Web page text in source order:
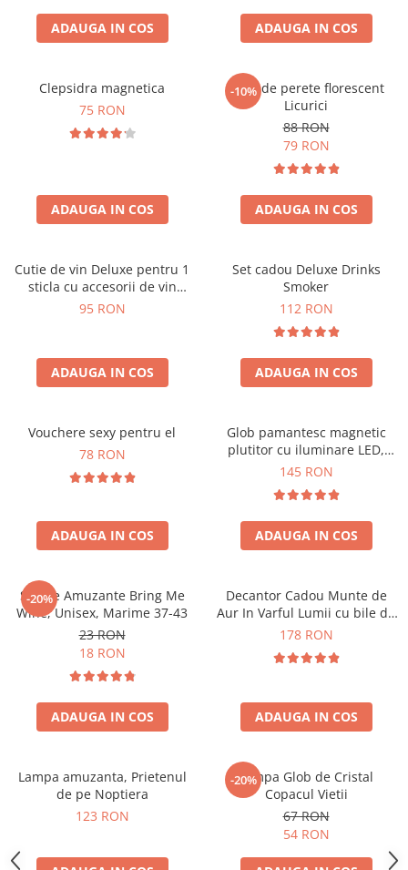
ADAUGA IN COS ADAUGA IN COS
Clepsidra magnetica
75 RON
ADAUGA IN COS
-10%
Ceas de perete florescent
Licurici
88 RON
79 RON
ADAUGA IN COS
Cutie de vin Deluxe pentru 1
sticla cu accesorii de vin
incluse interior oranj
95 RON
ADAUGA IN COS
Set cadou Deluxe Drinks
Smoker
112 RON
ADAUGA IN COS
Vouchere sexy pentru el
78 RON
ADAUGA IN COS
Glob pamantesc magnetic
plutitor cu iluminare LED,
Forma C
145 RON
ADAUGA IN COS
-20%
Sosete Amuzante Bring Me
Wine, Unisex, Marime 37-43
23 RON
18 RON
ADAUGA IN COS
Decantor Cadou Munte de
Aur In Varful Lumii cu bile de
curatare
178 RON
ADAUGA IN COS
Lampa amuzanta, Prietenul
de pe Noptiera
123 RON
-20%
Lampa Glob de Cristal
Copacul Vietii
67 RON
54 RON